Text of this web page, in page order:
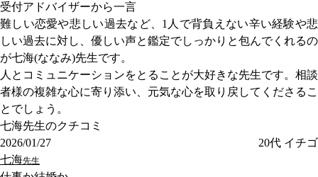
受付アドバイザーから一言
難しい恋愛や悲しい過去など、1人で背負えない辛い経験や悲
しい過去に対し、優しい声と鑑定でしっかりと包んでくれるの
が七海(ななみ)先生です。
人とコミュニケーションをとることが大好きな先生です。相談
者様の複雑な心に寄り添い、元気な心を取り戻してくださるこ
とでしょう。
七海先生のクチコミ
2026/01/27
20代 イチゴ
七海先生